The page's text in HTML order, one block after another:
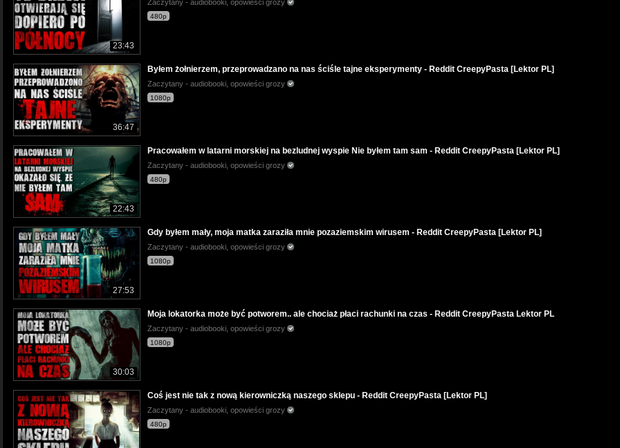
23:43
Zaczytany - audiobooki, opowieści grozy
480p
36:47
Byłem żołnierzem, przeprowadzano na nas ściśle tajne eksperymenty - Reddit CreepyPasta [Lektor PL]
Zaczytany - audiobooki, opowieści grozy
1080p
22:43
Pracowałem w latarni morskiej na bezludnej wyspie Nie byłem tam sam - Reddit CreepyPasta [Lektor PL]
Zaczytany - audiobooki, opowieści grozy
480p
27:53
Gdy byłem mały, moja matka zaraziła mnie pozaziemskim wirusem - Reddit CreepyPasta [Lektor PL]
Zaczytany - audiobooki, opowieści grozy
1080p
30:03
Moja lokatorka może być potworem.. ale chociaż płaci rachunki na czas - Reddit CreepyPasta Lektor PL
Zaczytany - audiobooki, opowieści grozy
1080p
Coś jest nie tak z nową kierowniczką naszego sklepu - Reddit CreepyPasta [Lektor PL]
Zaczytany - audiobooki, opowieści grozy
480p